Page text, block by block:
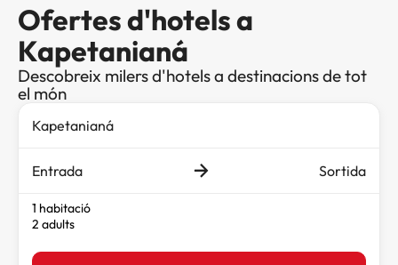
Ofertes d'hotels a
Kapetanianá
Descobreix milers d'hotels a destinacions de tot
el món
Entrada Sortida
1 habitació
2 adults